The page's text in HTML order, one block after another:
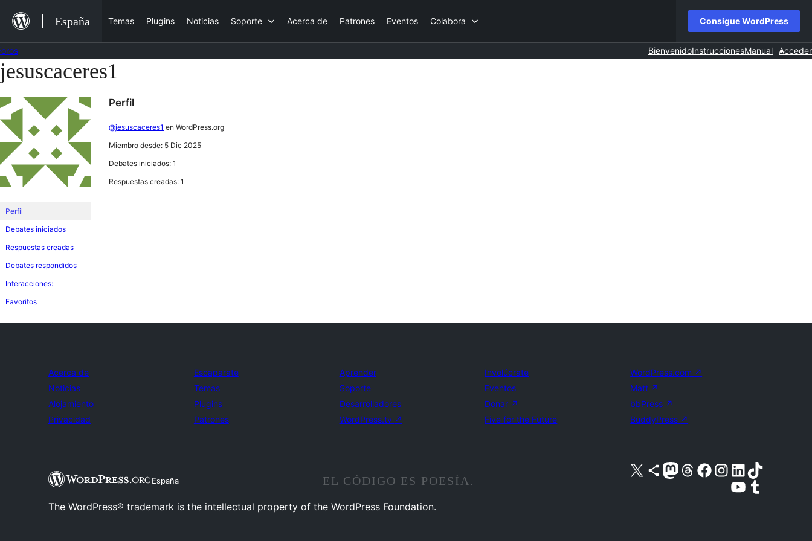
contenido
España Temas Plugins Noticias Soporte Acerca de Patrones Eventos Colabora Consigue WordPress
BienvenidoInstruccionesManual Acceder
Saltar
al
contenido
jesuscaceres1
Perfil
Debates iniciados
Respuestas creadas
Debates respondidos
Interacciones:
Favoritos
Perfil
@jesuscaceres1 en WordPress.org
Miembro desde: 5 Dic 2025
Debates iniciados: 1
Respuestas creadas: 1
Acerca de
Noticias
Alojamiento
Privacidad
Escaparate
Temas
Plugins
Patrones
Aprender
Soporte
Desarrolladores
WordPress.tv ↗
Involúcrate
Eventos
Donar ↗
Five for the Future
WordPress.com ↗
Matt ↗
bbPress ↗
BuddyPress ↗
España
Visita nuestra cuenta de X (anteriormente Twitter)
Visita nuestra cuenta de Bluesky
Visita nuestra cuenta de Mastodon
Visita nuestra cuenta de Threads
Visita nuestra página de Facebook
Visita nuestra cuenta de Instagram
Visita nuestra cuenta de LinkedIn
Visita nuestra cuenta de TikTok
Visita nuestro canal de YouTube
Visita nuestra cuenta de Tumblr
EL CÓDIGO ES POESÍA.
The WordPress® trademark is the intellectual property of the WordPress Foundation.